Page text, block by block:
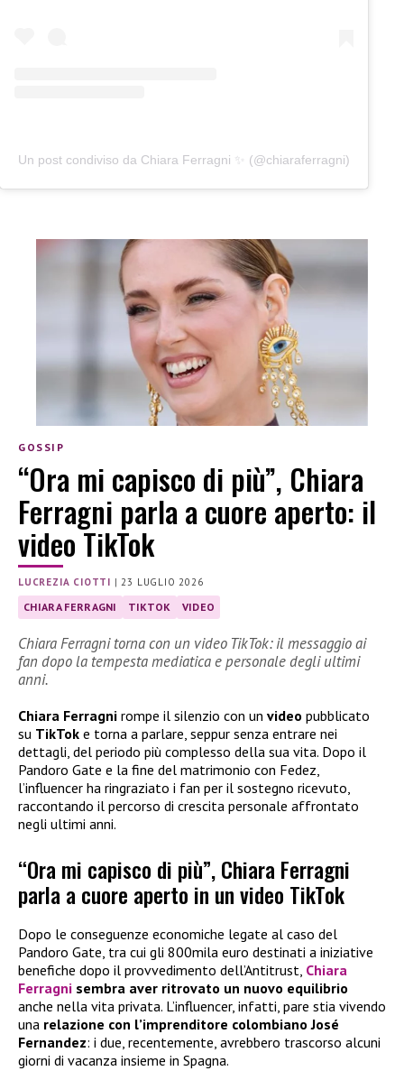
Un post condiviso da Chiara Ferragni ✨ (@chiaraferragni)
GOSSIP
“Ora mi capisco di più”, Chiara
Ferragni parla a cuore aperto: il
video TikTok
LUCREZIA CIOTTI |23 LUGLIO 2026
CHIARA FERRAGNI TIKTOK VIDEO
Chiara Ferragni torna con un video TikTok: il messaggio ai
fan dopo la tempesta mediatica e personale degli ultimi
anni.
Chiara Ferragni rompe il silenzio con un video pubblicato
su TikTok e torna a parlare, seppur senza entrare nei
dettagli, del periodo più complesso della sua vita. Dopo il
Pandoro Gate e la fine del matrimonio con Fedez,
l’influencer ha ringraziato i fan per il sostegno ricevuto,
raccontando il percorso di crescita personale affrontato
negli ultimi anni.
“Ora mi capisco di più”, Chiara Ferragni
parla a cuore aperto in un video TikTok
Dopo le conseguenze economiche legate al caso del
Pandoro Gate, tra cui gli 800mila euro destinati a iniziative
benefiche dopo il provvedimento dell’Antitrust, Chiara
Ferragni sembra aver ritrovato un nuovo equilibrio
anche nella vita privata. L’influencer, infatti, pare stia vivendo
una relazione con l’imprenditore colombiano José
Fernandez: i due, recentemente, avrebbero trascorso alcuni
giorni di vacanza insieme in Spagna.